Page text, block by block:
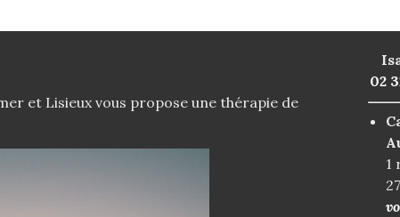
et Lisieux vous propose une thérapie de
02
1